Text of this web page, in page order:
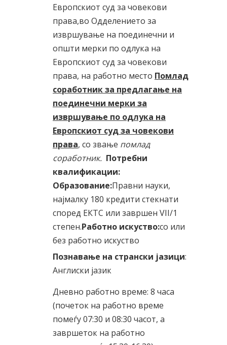
Европскиот суд за човекови
права,во Одделението за
извршување на поединечни и
општи мерки по одлука на
Европскиот суд за човекови
права, на работно место Помлад
соработник за предлагање на
поединечни мерки за
извршување по одлука на
Европскиот суд за човекови
права, со звање помлад
соработник. Потребни
квалификации:
Образование:Правни науки,
најмалку 180 кредити стекнати
според ЕКТС или завршен VII/1
степен.Работно искуство:со или
без работно искуство
Познавање на странски јазици:
Англиски јазик
Дневно работно време: 8 часа
(почеток на работно време
помеѓу 07:30 и 08:30 часот, а
завршеток на работно